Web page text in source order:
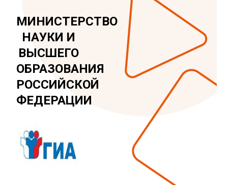
МИНИСТЕРСТВО
НАУКИ И
ВЫСШЕГО
ОБРАЗОВАНИЯ
РОССИЙСКОЙ
ФЕДЕРАЦИИ